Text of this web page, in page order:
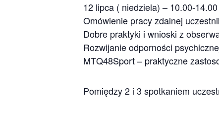
12 lipca ( niedziela) – 10.00-14.00
Omówienie pracy zdalnej
Dobre praktyki i wnioski z
Rozwijanie odporności
MTQ48Sport – praktyczne
Pomiędzy 2 i 3 spotkaniem